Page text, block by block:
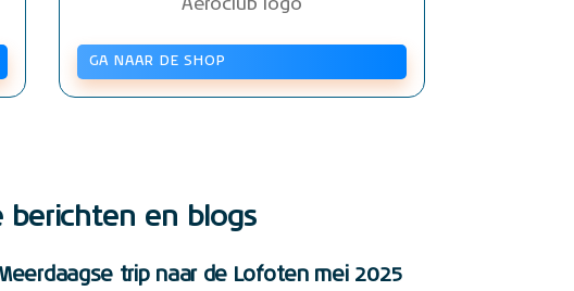
Aeroclub logo
GA NAAR DE SHOP
berichten en blogs
trip naar de Lofoten mei 2025